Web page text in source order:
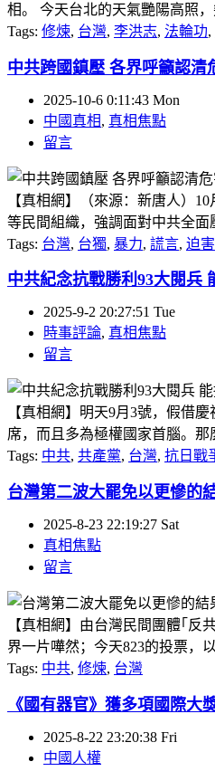
相。 今天台北的天氣艷陽高照
Tags: 修煉, 台灣, 李洪志, 法輪功,
中共跨國鎮壓 各界呼籲認清
2025-10-6 0:11:43 Mon
中國真相, 真相焦點
留言
【真相網】（來源：新唐人）
等民間組織，強調面對中共全
Tags: 台灣, 台獨, 暴力, 謊言, 迫害
中共紀念抗戰勝利93大閱兵
2025-9-2 20:27:51 Tue
時事評論, 真相焦點
留言
【真相網】明天9月3號，假借
席，而且多為極權國家首腦。
Tags: 中共, 共產黨, 台灣, 抗日戰
台灣第二波大罷免以更慘的
2025-8-23 22:19:27 Sat
真相焦點
留言
【真相網】由台灣民間團體｢反
界一片嘩然；今天823的投票，
Tags: 中共, 修煉, 台灣
《國有器官》獲多項國際大
2025-8-22 23:20:38 Fri
中國人權